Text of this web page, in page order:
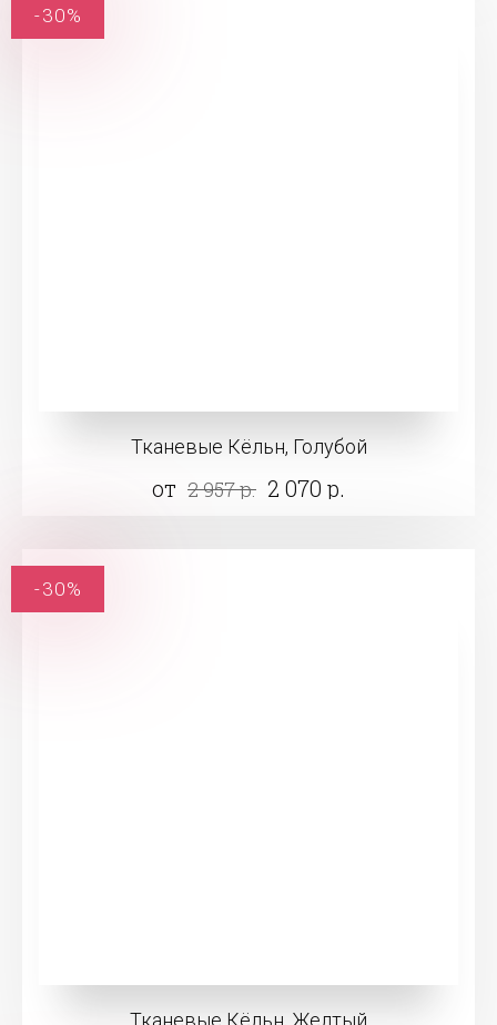
Тканевые Кёльн, Голубой
от 2 957 р. 2 070 р.
-30%
Тканевые Кёльн, Желтый
-30%